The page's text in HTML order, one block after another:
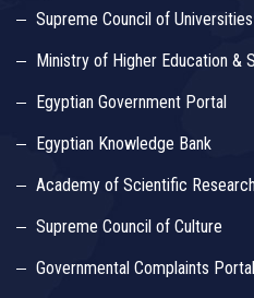
Supreme Council of Universities
Ministry of Higher Education &
Egyptian Government Portal
Egyptian Knowledge Bank
Academy of Scientific
Supreme Council of Culture
Governmental Complaints Portal